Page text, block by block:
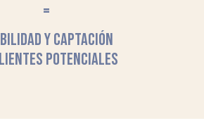
=
Y CAPTACIÓN
POTENCIALES